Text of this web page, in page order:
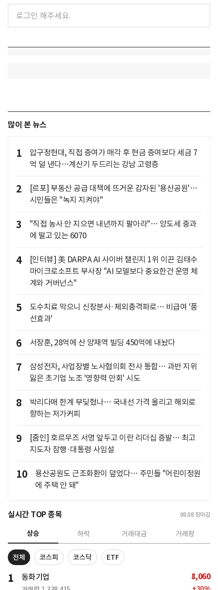
많이 본 뉴스
1
압구정현대, 직접 증여가 매각 후 현금 증여보다 세금 7
억 덜 낸다…계산기 두드리는 강남 고령층
2
[르포] 부동산 공급 대책에 뜨거운 감자된 '용산공원'…
시민들은 "녹지 지켜야"
3
"직접 농사 안 지으면 내년까지 팔아라"… 양도세 중과
에 떨고 있는 6070
4
[인터뷰] 美 DARPA AI 사이버 챌린지 1위 이끈 김태수
마이크로소프트 부사장 "AI 모델보다 중요한건 운영 체
계와 거버넌스"
5
도수치료 막으니 신장분사·체외충격파로… 비급여 '풍
선효과'
6 서장훈, 28억에 산 양재역 빌딩 450억에 내놨다
7
삼성전자, 사업장별 노사협의회 전사 통합… 과반 지위
잃은 초기업 노조 '영향력 만회' 시도
8
박리다매 한계 부딪혔나… 국내선 가격 올리고 해외로
향하는 저가커피
9
[줌인] 호르무즈 서명 앞두고 이란 리더십 증발… 최고
지도자 잠행·대통령 사임설
10
용산공원도 근조화환이 덮었다… 주민들 "어린이정원
에 주택 안 돼"
실시간 TOP 종목 08.08 장마감
상승 하락 거래대금 거래량
전체 코스피 코스닥 ETF
1 동화기업 8,060